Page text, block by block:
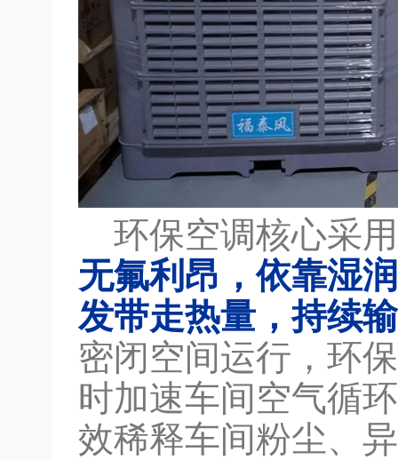
环保空调核心采用
无氟利昂，依靠湿
发带走热量，持续
密闭空间运行，环
时加速车间空气循
效稀释车间粉尘、